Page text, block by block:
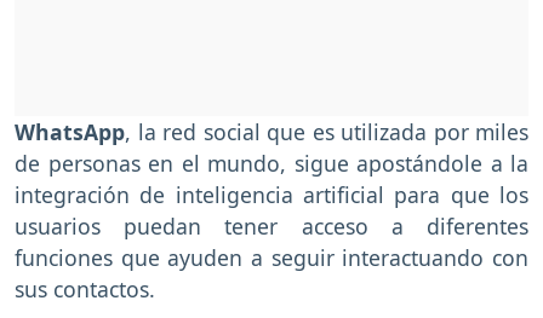
WhatsApp, la red social que es utilizada por miles
de personas en el mundo, sigue apostándole a la
integración de inteligencia artificial para que los
usuarios puedan tener acceso a diferentes
funciones que ayuden a seguir interactuando con
sus contactos.